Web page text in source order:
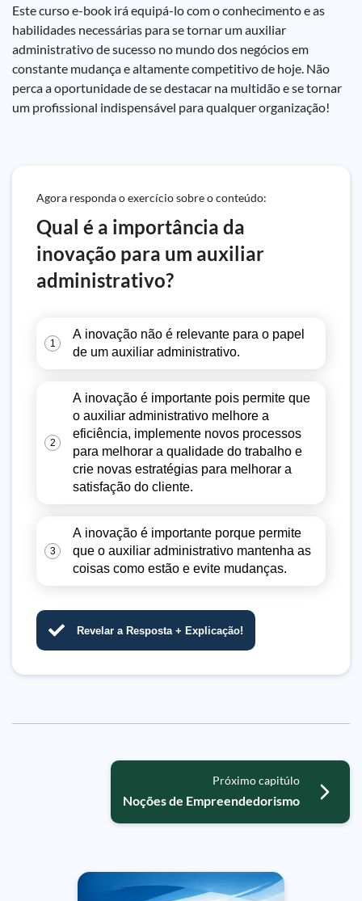
Este curso e-book irá equipá-lo com o conhecimento e as
habilidades necessárias para se tornar um auxiliar
administrativo de sucesso no mundo dos negócios em
constante mudança e altamente competitivo de hoje. Não
perca a oportunidade de se destacar na multidão e se tornar
um profissional indispensável para qualquer organização!
Agora responda o exercício sobre o conteúdo:
Qual é a importância da
inovação para um auxiliar
administrativo?
1
A inovação não é relevante para o papel
de um auxiliar administrativo.
2
A inovação é importante pois permite que
o auxiliar administrativo melhore a
eficiência, implemente novos processos
para melhorar a qualidade do trabalho e
crie novas estratégias para melhorar a
satisfação do cliente.
3
A inovação é importante porque permite
que o auxiliar administrativo mantenha as
coisas como estão e evite mudanças.
Revelar a Resposta + Explicação!
Próximo capitúlo
Noções de Empreendedorismo